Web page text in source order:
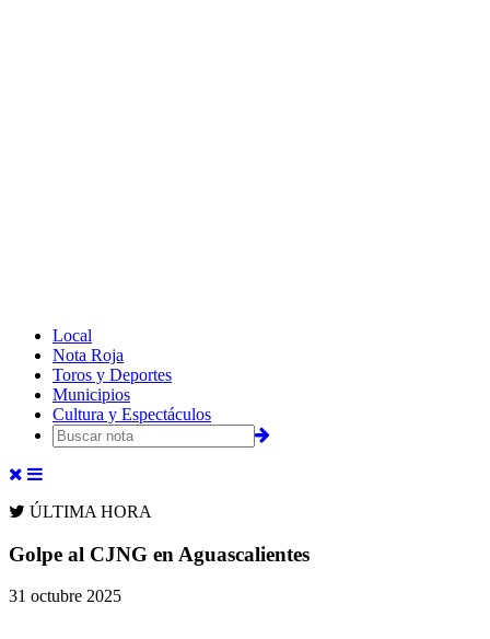
Local
Nota Roja
Toros y Deportes
Municipios
Cultura y Espectáculos
ÚLTIMA HORA
Golpe al CJNG en Aguascalientes
31 octubre 2025